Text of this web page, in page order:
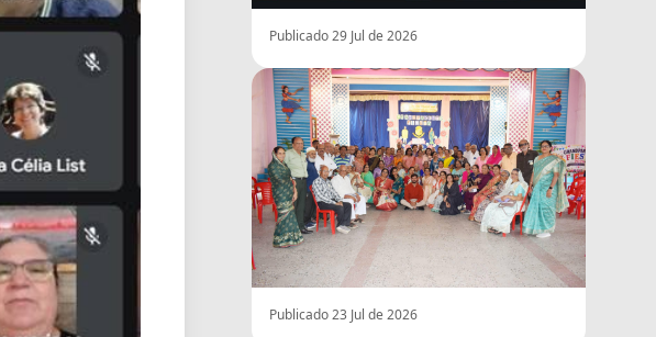
Publicado 29 Jul de 2026
Publicado 23 Jul de 2026